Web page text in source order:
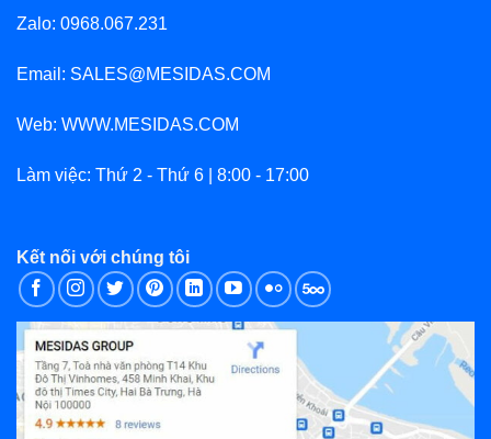
Zalo: 0968.067.231
Email: SALES@MESIDAS.COM
Web: WWW.MESIDAS.COM
Làm việc: Thứ 2 - Thứ 6 | 8:00 - 17:00
Kết nối với chúng tôi